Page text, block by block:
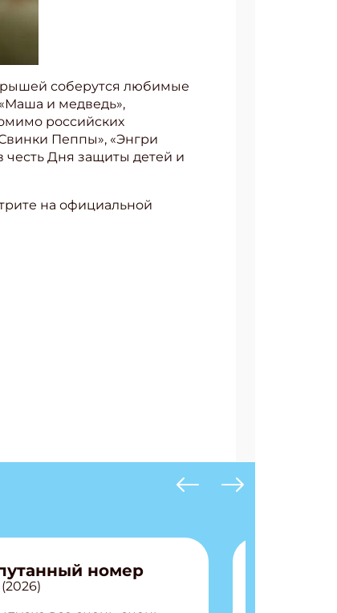
соберутся любимые
и медведь»,
российских
Пеппы», «Энгри
честь Дня защиты детей и
на официальной
номер